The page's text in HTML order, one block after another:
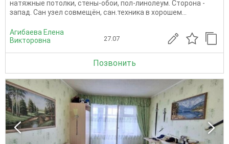
натяжные потолки, стены-обои, пол-линолеум. Сторона -
запад. Сан узел совмещён, сан.техника в хорошем...
Агибаева Елена
Викторовна
27.07
Позвонить